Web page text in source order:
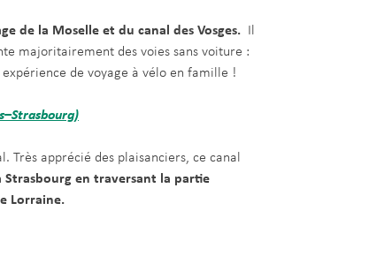
de la Moselle et du canal des Vosges.
majoritairement des voies sans voiture :
de voyage à vélo en famille !
Très apprécié des plaisanciers, ce canal
Strasbourg en traversant la partie
Lorraine.